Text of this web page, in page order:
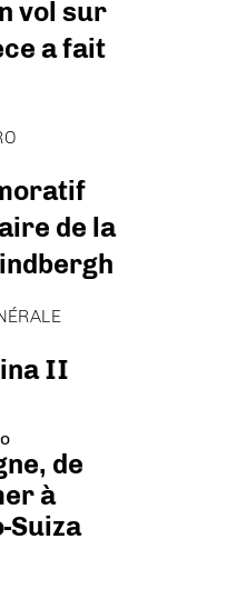
vol sur
a fait
de la
II
de
à
Suiza